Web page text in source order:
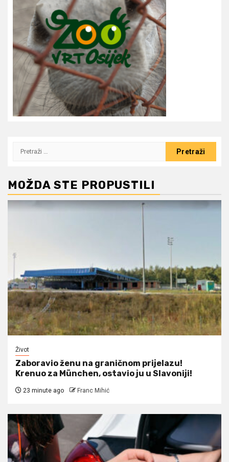
Pretraži:
MOŽDA STE PROPUSTILI
Život
Zaboravio ženu na graničnom prijelazu!
Krenuo za München, ostavio ju u Slavoniji!
23 minute ago Franc Mihić